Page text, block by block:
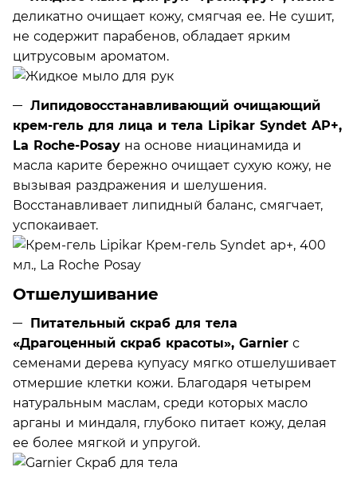
деликатно очищает кожу, смягчая ее. Не сушит,
не содержит парабенов, обладает ярким
цитрусовым ароматом.
Липидовосстанавливающий очищающий
крем-гель для лица и тела Lipikar Syndet AP+,
La Roche-Posay на основе ниацинамида и
масла карите бережно очищает сухую кожу, не
вызывая раздражения и шелушения.
Восстанавливает липидный баланс, смягчает,
успокаивает.
Отшелушивание
Питательный скраб для тела
«Драгоценный скраб красоты», Garnier с
семенами дерева купуасу мягко отшелушивает
отмершие клетки кожи. Благодаря четырем
натуральным маслам, среди которых масло
арганы и миндаля, глубоко питает кожу, делая
ее более мягкой и упругой.